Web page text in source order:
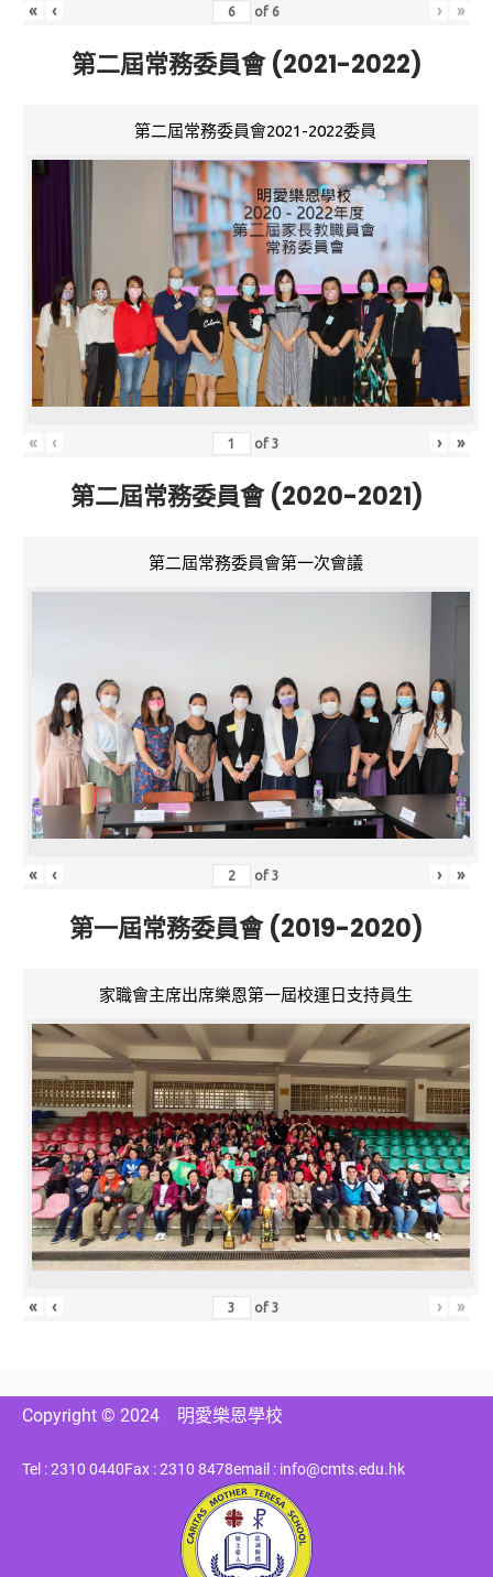
« ‹ of 6 › »
第二屆常務委員會 (2021-2022)
第二屆常務委員會2021-2022委員
« ‹ of3 › »
第二屆常務委員會 (2020-2021)
第二屆常務委員會第一次會議
« ‹ of3 › »
第一屆常務委員會 (2019-2020)
家職會主席出席樂恩第一屆校運日支持員生
« ‹ of3 › »
Copyright © 2024 明愛樂恩學校
Tel : 2310 0440Fax : 2310 8478email : info@cmts.edu.hk